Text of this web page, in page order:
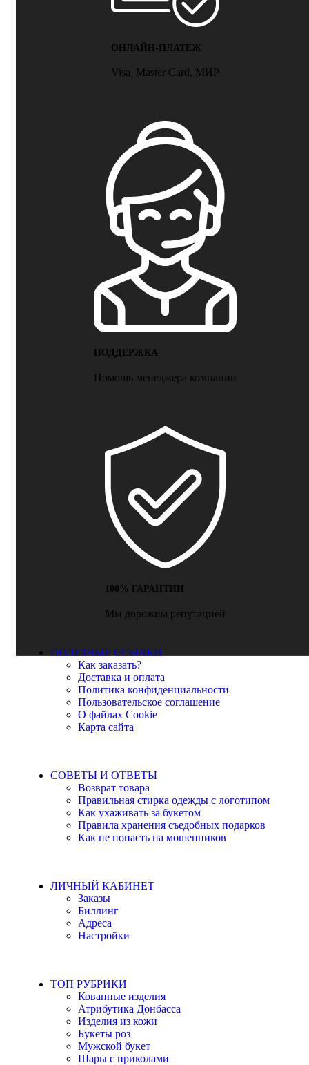
ОНЛАЙН-ПЛАТЕЖ
Visa, Master Card, МИР
ПОДДЕРЖКА
Помощь менеджера компании
100% ГАРАНТИИ
Мы дорожим репутацией
ПОЛЕЗНЫЕ ССЫЛКИ
Как заказать?
Доставка и оплата
Политика конфиденциальности
Пользовательское соглашение
О файлах Cookie
Карта сайта
СОВЕТЫ И ОТВЕТЫ
Возврат товара
Правильная стирка одежды с логотипом
Как ухаживать за букетом
Правила хранения съедобных подарков
Как не попасть на мошенников
ЛИЧНЫЙ КАБИНЕТ
Заказы
Биллинг
Адреса
Настройки
ТОП РУБРИКИ
Кованные изделия
Атрибутика Донбасса
Изделия из кожи
Букеты роз
Мужской букет
Шары с приколами